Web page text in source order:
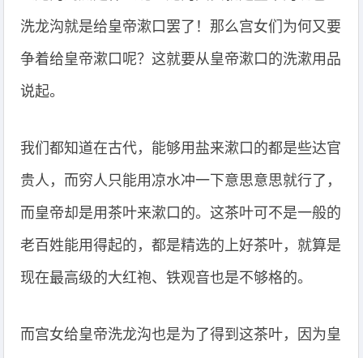
洗龙沟就是给皇帝漱口罢了！那么宫女们为何又要
争着给皇帝漱口呢？这就要从皇帝漱口的洗漱用品
说起。
我们都知道在古代，能够用盐来漱口的都是些达官
贵人，而穷人只能用凉水冲一下意思意思就行了，
而皇帝却是用茶叶来漱口的。这茶叶可不是一般的
老百姓能用得起的，都是精选的上好茶叶，就算是
现在最高级的大红袍、铁观音也是不够格的。
而宫女给皇帝洗龙沟也是为了得到这茶叶，因为皇